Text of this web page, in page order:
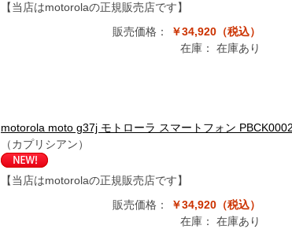
【当店はmotorolaの正規販売店です】
販売価格：
￥34,920（税込）
在庫：
在庫あり
motorola moto g37j モトローラ スマートフォン
（カプリシアン）
【当店はmotorolaの正規販売店です】
販売価格：
￥34,920（税込）
在庫：
在庫あり